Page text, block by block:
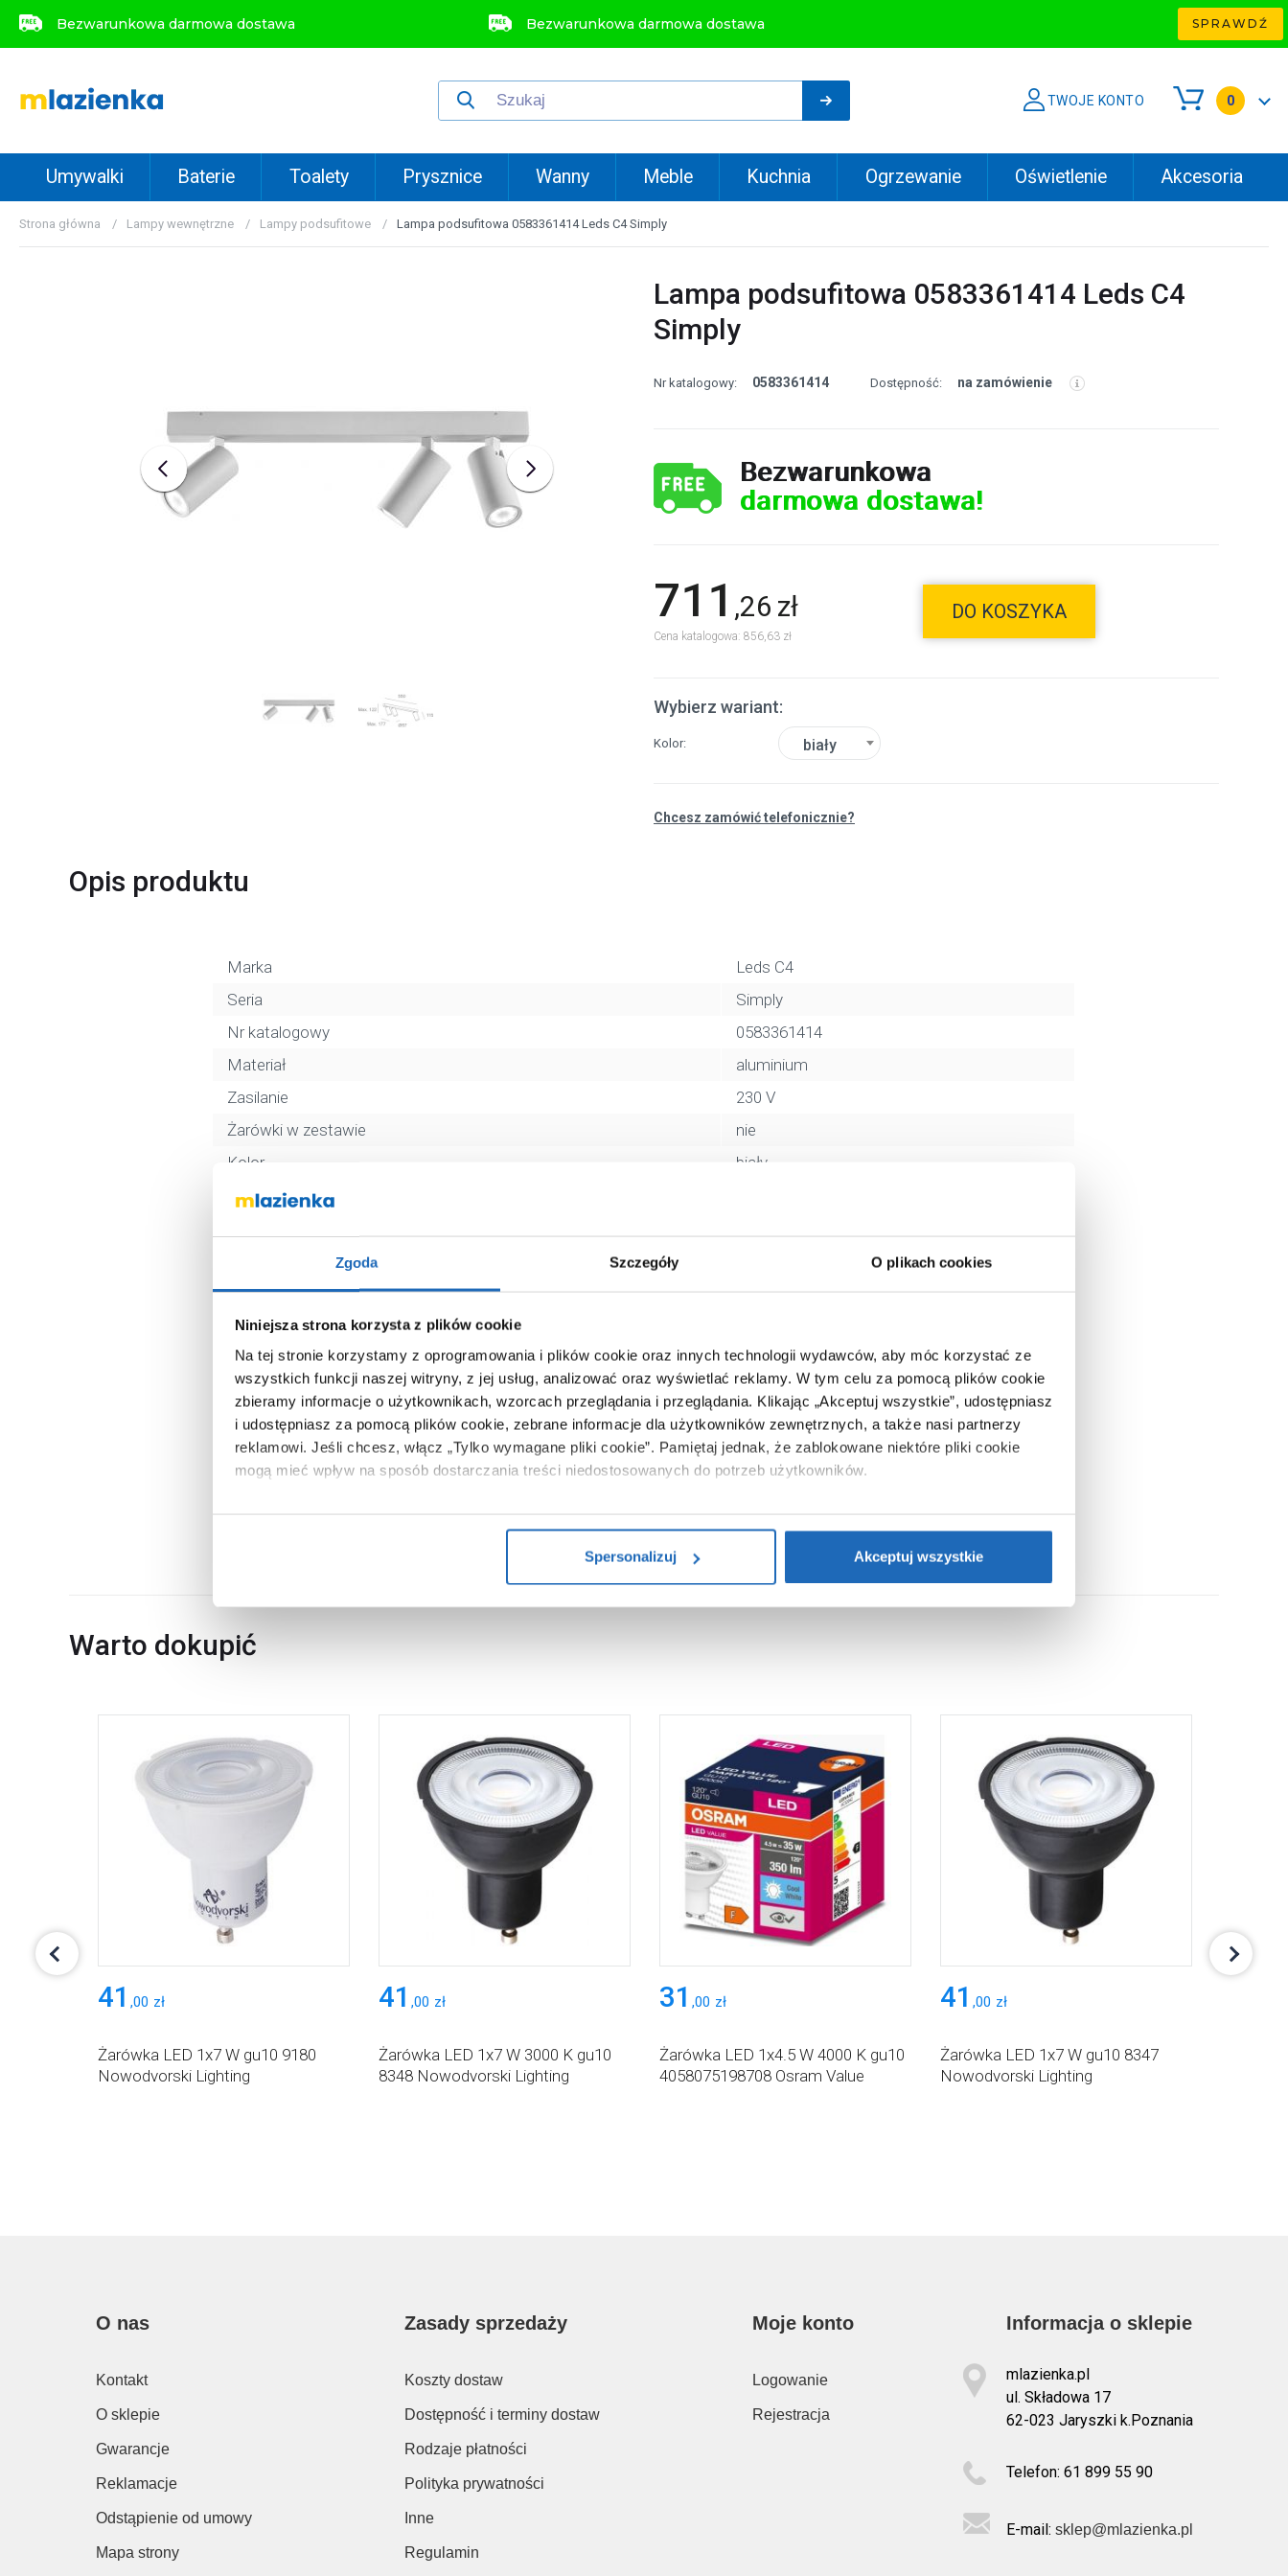
Zgoda Szczegóły O plikach cookies
Niniejsza strona korzysta z plików cookie
Na tej stronie korzystamy z oprogramowania i plików cookie oraz innych technologii wydawców, aby móc korzystać ze
wszystkich funkcji naszej witryny, z jej usług, analizować oraz wyświetlać reklamy. W tym celu za pomocą plików cookie
zbieramy informacje o użytkownikach, wzorcach przeglądania i przeglądania. Klikając „Akceptuj wszystkie”, udostępniasz
i udostępniasz za pomocą plików cookie, zebrane informacje dla użytkowników zewnętrznych, a także nasi partnerzy
reklamowi. Jeśli chcesz, włącz „Tylko wymagane pliki cookie”. Pamiętaj jednak, że zablokowane niektóre pliki cookie
mogą mieć wpływ na sposób dostarczania treści niedostosowanych do potrzeb użytkowników.
Aby uzyskać więcej informacji na temat plików plików cookie, kliknij „Ustawienia plików cookie”.Jeśli chcesz uzyskać
Spersonalizuj
Akceptuj wszystkie
Bezwarunkowa darmowa dostawa Bezwarunkowa darmowa dostawa SPRAWDŹ
TWOJE KONTO 0
Umywalki Baterie Toalety Prysznice Wanny Meble Kuchnia Ogrzewanie Oświetlenie Akcesoria
Strona główna Lampy wewnętrzne Lampy podsufitowe Lampa podsufitowa 0583361414 Leds C4 Simply
Lampa podsufitowa 0583361414 Leds C4
Simply
Nr katalogowy: 0583361414 Dostępność: na zamówienie
Bezwarunkowa
darmowa dostawa!
711 ,26 zł
Cena katalogowa: 856,63 zł
DO KOSZYKA
Wybierz wariant:
Kolor biały
Chcesz zamówić telefonicznie?
Opis produktu
Marka
Leds C4
Seria
Simply
Nr katalogowy
0583361414
Materiał
aluminium
Zasilanie
230 V
Żarówki w zestawie
nie
Kolor
biały
Stopień ochrony
Szerokość
55 cm
Moc żarówki
Ilość punktów światła
3
Montaż
natynkowy
Kod EAN
8435575395855
Wymiary z opakowaniem
57 x 10 x 21 cm
Dane producenta
Zobacz
Warto dokupić
41 ,00 zł
Żarówka LED 1x7 W gu10 9180
Nowodvorski Lighting
41 ,00 zł
Żarówka LED 1x7 W 3000 K gu10
8348 Nowodvorski Lighting
31 ,00 zł
Żarówka LED 1x4.5 W 4000 K gu10
4058075198708 Osram Value
41 ,00 zł
Żarówka LED 1x7 W gu10 8347
Nowodvorski Lighting
O nas
Kontakt
O sklepie
Gwarancje
Reklamacje
Odstąpienie od umowy
Mapa strony
Zasady sprzedaży
Koszty dostaw
Dostępność i terminy dostaw
Rodzaje płatności
Polityka prywatności
Inne
Regulamin
Moje konto
Logowanie
Rejestracja
Informacja o sklepie
mlazienka.pl
ul. Składowa 17
62-023 Jaryszki k.Poznania
Telefon: 61 899 55 90
E-mail: sklep@mlazienka.pl